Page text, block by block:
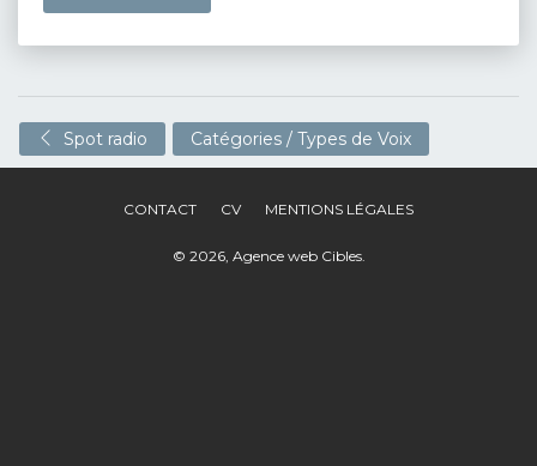
Spot radio Catégories / Types de Voix
CONTACT CV MENTIONS LÉGALES
© 2026, Agence web Cibles.